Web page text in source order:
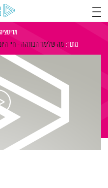
מתוך: מה שלימד הבודהה - חיי